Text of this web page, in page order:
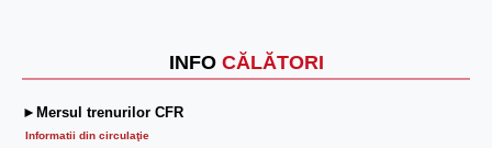
INFO CĂLĂTORI
►Mersul trenurilor CFR
Informatii din circulaţie